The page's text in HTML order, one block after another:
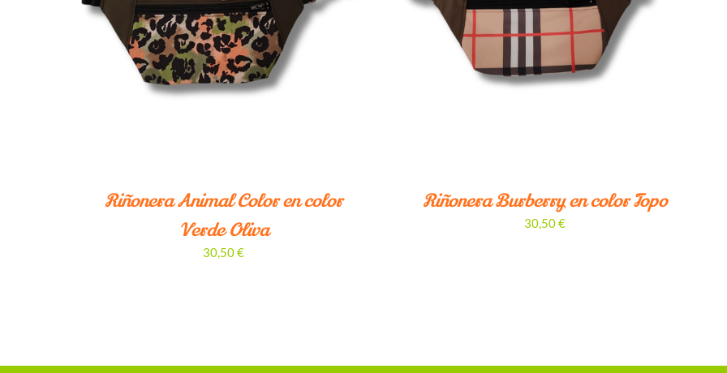
Riñonera Animal Color en color
Verde Oliva
30,50€
¡LO QUIERO! / DETALLES
Riñonera Burberry en color Topo
30,50€
¡LO QUIERO! / DETALLES